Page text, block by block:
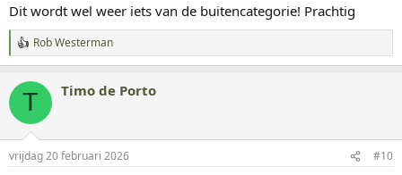
e
n
Dit wordt wel weer iets van de buitencategorie! Prachtig
W
a
r
e
n
Rob Westerman
T Timo de Porto
vrijdag 20 februari 2026 #10